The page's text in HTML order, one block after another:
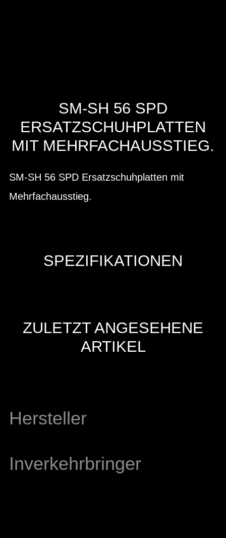
SM-SH 56 SPD
ERSATZSCHUHPLATTEN
MIT MEHRFACHAUSSTIEG.
SM-SH 56 SPD Ersatzschuhplatten mit
Mehrfachausstieg.
SPEZIFIKATIONEN
ZULETZT ANGESEHENE
ARTIKEL
Hersteller
Inverkehrbringer